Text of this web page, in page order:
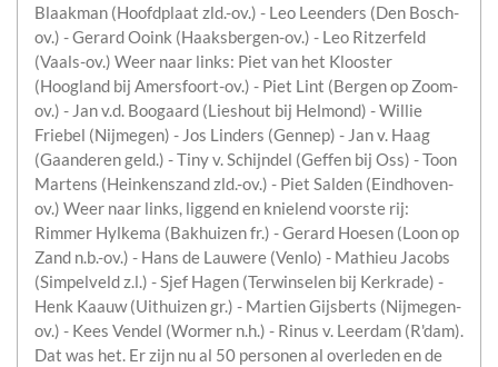
Blaakman (Hoofdplaat zld.-ov.) - Leo Leenders (Den Bosch-
ov.) - Gerard Ooink (Haaksbergen-ov.) - Leo Ritzerfeld
(Vaals-ov.) Weer naar links: Piet van het Klooster
(Hoogland bij Amersfoort-ov.) - Piet Lint (Bergen op Zoom-
ov.) - Jan v.d. Boogaard (Lieshout bij Helmond) - Willie
Friebel (Nijmegen) - Jos Linders (Gennep) - Jan v. Haag
(Gaanderen geld.) - Tiny v. Schijndel (Geffen bij Oss) - Toon
Martens (Heinkenszand zld.-ov.) - Piet Salden (Eindhoven-
ov.) Weer naar links, liggend en knielend voorste rij:
Rimmer Hylkema (Bakhuizen fr.) - Gerard Hoesen (Loon op
Zand n.b.-ov.) - Hans de Lauwere (Venlo) - Mathieu Jacobs
(Simpelveld z.l.) - Sjef Hagen (Terwinselen bij Kerkrade) -
Henk Kaauw (Uithuizen gr.) - Martien Gijsberts (Nijmegen-
ov.) - Kees Vendel (Wormer n.h.) - Rinus v. Leerdam (R'dam).
Dat was het. Er zijn nu al 50 personen al overleden en de